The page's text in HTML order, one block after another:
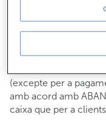
Operacions amb
Clients: de dilluns a
Si no ets client,
(excepte per a
amb acord amb
caixa que per a